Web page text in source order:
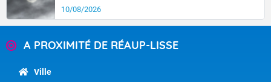
10/08/2026
A PROXIMITÉ DE RÉAUP-LISSE
Ville